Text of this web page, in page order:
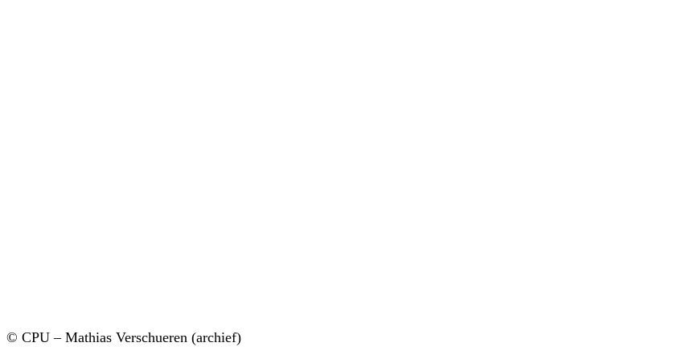
© CPU – Mathias Verschueren (archief)